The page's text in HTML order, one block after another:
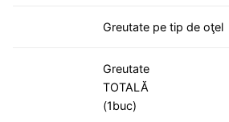
Greutate pe tip de oţel
Greutate
TOTALĂ
(1buc)